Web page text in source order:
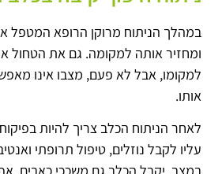
במהלך הניתוח מרוקן הרופא המטפל
ומחזיר אותה למקומה. גם את הטחול
למקומו, אבל לא פעם, מצבו אינו
אותו.
עליו לקבל נוזלים, טיפול תרופתי